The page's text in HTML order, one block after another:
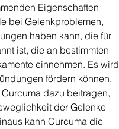
Eigenschaften
bei Gelenkproblemen,
haben kann, die für
ist, die an bestimmten
einnehmen. Es wird
fördern können.
dazu beitragen,
der Gelenke
kann Curcuma die